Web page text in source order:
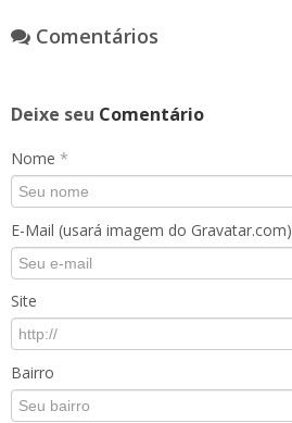
Comentários
Deixe seu Comentário
Nome *
E-Mail (usará imagem do Gravatar.com)
Site
Bairro